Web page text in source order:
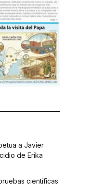
a Javier
de Erika
científicas